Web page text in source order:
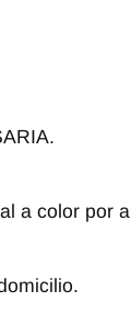
a color por